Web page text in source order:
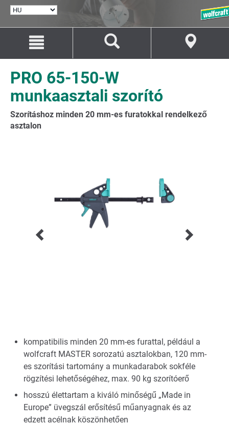
KIVÁLASZTÁSA
tartalomhoz
navigációhoz
PRO 65-150-W
munkaasztali szorító
Szorításhoz minden 20 mm-es furatokkal rendelkező
asztalon
kompatibilis minden 20 mm-es furattal, például a
wolfcraft MASTER sorozatú asztalokban, 120 mm-
es szorítási tartomány a munkadarabok sokféle
rögzítési lehetőségéhez, max. 90 kg szorítóerő
hosszú élettartam a kiváló minőségű „Made in
Europe” üvegszál erősítésű műanyagnak és az
edzett acélnak köszönhetően